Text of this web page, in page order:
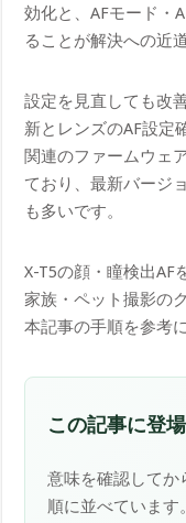
効化と、AFモード・
ることが解決への近
設定を見直しても改
新とレンズのAF設定
関連のファームウェ
ており、最新バージ
も多いです。
X-T5の顔・瞳検出AF
家族・ペット撮影の
本記事の手順を参考
この記事に登
意味を確認してか
順に並べています。